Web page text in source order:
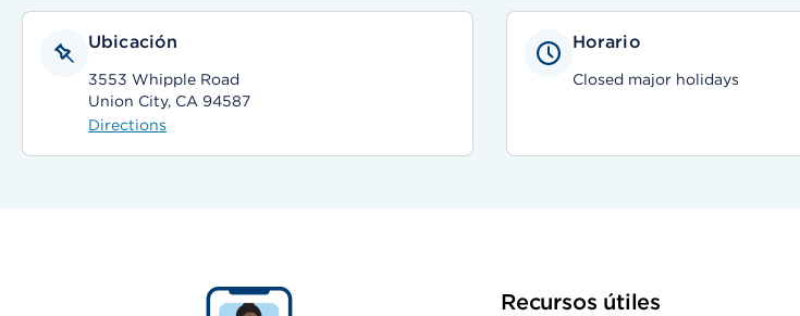
Ubicación
3553 Whipple Road
Union City, CA 94587
Directions
Horario
Closed major holidays
Recursos útiles